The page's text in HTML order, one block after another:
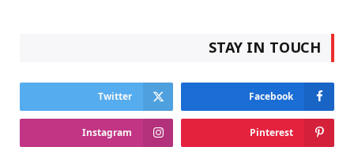
STAY IN TOUCH
Facebook
Twitter
Pinterest
Instagram